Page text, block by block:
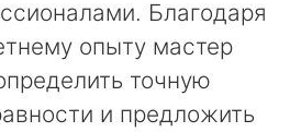
Благодаря
опыту мастер
точную
и предложить